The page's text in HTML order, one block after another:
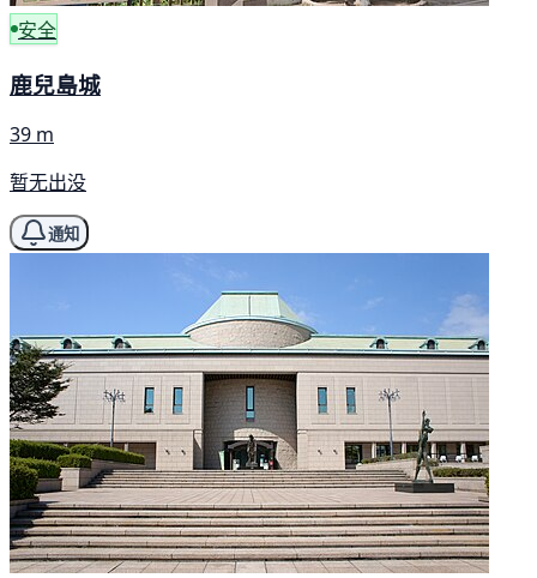
安全
鹿兒島城
39 m
暂无出没
通知